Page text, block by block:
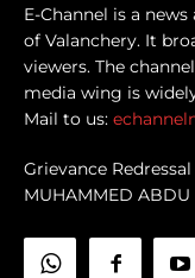
E-Channel is a
of Valanchery. It
viewers. The
media wing is
Mail to us:
Grievance
MUHAMMED ABDU